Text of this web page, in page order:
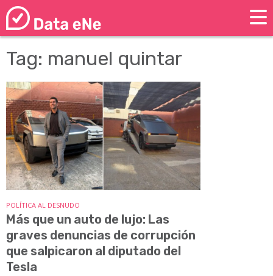
Tag: manuel quintar
POLÍTICA AL DESNUDO
Más que un auto de lujo: Las
graves denuncias de corrupción
que salpicaron al diputado del
Tesla